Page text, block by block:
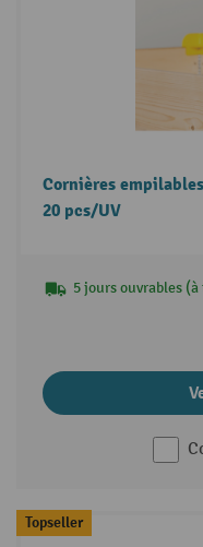
Cornières
20 pcs/UV
5 jours ouvrables
Topseller